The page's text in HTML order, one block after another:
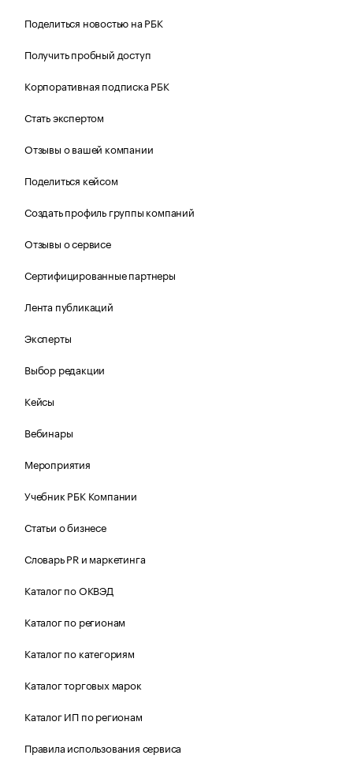
Поделиться новостью на РБК
Получить пробный доступ
Корпоративная подписка РБК
Стать экспертом
Отзывы о вашей компании
Поделиться кейсом
Создать профиль группы компаний
Отзывы о сервисе
Сертифицированные партнеры
Лента публикаций
Эксперты
Выбор редакции
Кейсы
Вебинары
Мероприятия
Учебник РБК Компании
Статьи о бизнесе
Словарь PR и маркетинга
Каталог по ОКВЭД
Каталог по регионам
Каталог по категориям
Каталог торговых марок
Каталог ИП по регионам
Правила использования сервиса